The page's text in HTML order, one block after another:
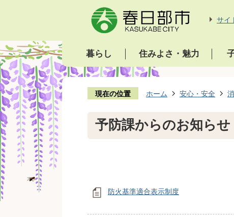
サイ
暮らし 住みよさ・魅力
現在の位置 ホーム 安心・安全
予防課からのお知らせ
防火基準適合表示制度